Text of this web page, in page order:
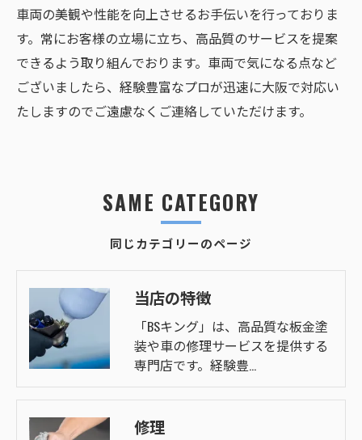
車両の美観や性能を向上させるお手伝いを行っておりま
す。常にお客様の立場に立ち、高品質のサービスを提案
できるよう取り組んでおります。車両で気になる点など
ございましたら、経験豊富なプロが迅速に大阪で対応い
たしますのでご遠慮なくご連絡していただけます。
同じカテゴリーのページ
SAME CATEGORY
当店の特徴
「BSキング」は、高品質な板金塗
装や車の修理サービスを提供する
専門店です。経験豊…
修理